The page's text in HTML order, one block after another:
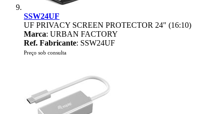
SSW24UF
UF PRIVACY SCREEN PROTECTOR 24" (16:10)
Marca: URBAN FACTORY
Ref. Fabricante: SSW24UF
Preço sob consulta